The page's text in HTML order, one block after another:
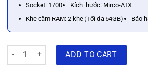
Socket: 1700
Kích thước: Mirco-ATX
Khe cắm RAM: 2 khe (Tối đa 64GB)
Bảo
Bo mạch chủ MSI PRO H610M-E DDR4 quantity
ADD TO CART